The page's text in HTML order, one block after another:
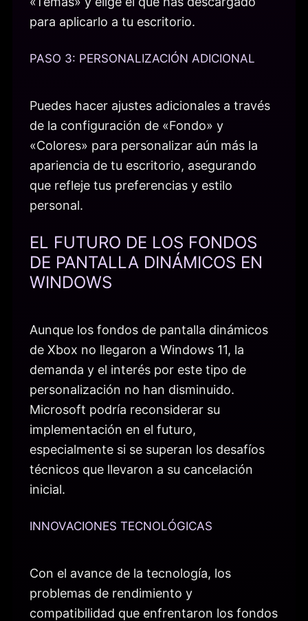
para aplicarlo a tu escritorio.
PASO 3: PERSONALIZACIÓN ADICIONAL
Puedes hacer ajustes adicionales a través
de la configuración de «Fondo» y
«Colores» para personalizar aún más la
apariencia de tu escritorio, asegurando
que refleje tus preferencias y estilo
personal.
EL FUTURO DE LOS FONDOS
DE PANTALLA DINÁMICOS EN
WINDOWS
Aunque los fondos de pantalla dinámicos
de Xbox no llegaron a Windows 11, la
demanda y el interés por este tipo de
personalización no han disminuido.
Microsoft podría reconsiderar su
implementación en el futuro,
especialmente si se superan los desafíos
técnicos que llevaron a su cancelación
inicial.
INNOVACIONES TECNOLÓGICAS
Con el avance de la tecnología, los
problemas de rendimiento y
compatibilidad que enfrentaron los fondos